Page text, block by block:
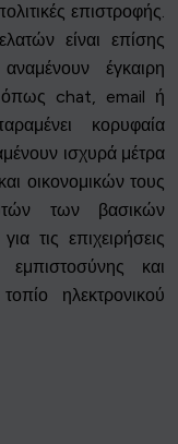
επιστροφής.
είναι επίσης
έγκαιρη
όπως chat, email ή
κορυφαία
ισχυρά μέτρα
οικονομικών τους
των βασικών
τις επιχειρήσεις
και
ηλεκτρονικού